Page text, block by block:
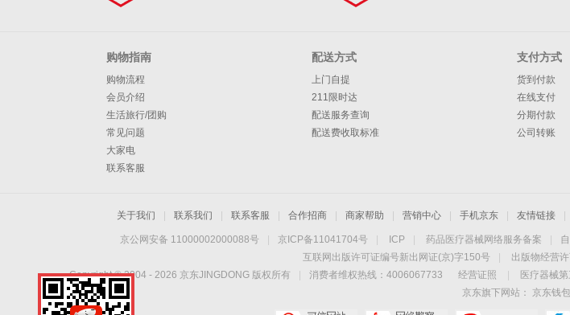
购物指南
购物流程
会员介绍
生活旅行/团购
常见问题
大家电
联系客服
配送方式
上门自提
211限时达
配送服务查询
配送费收取标准
支付方式
货到付款
在线支付
分期付款
公司转账
关于我们 联系我们 联系客服 合作招商 商家帮助 营销中心 手机京东 友情链接
京公网安备 11000002000088号 京ICP备11041704号 ICP 药品医疗器械网络服务备案
互联网出版许可证编号新出网证(京)字150号
出版物经营
Copyright © 2004 - 2026 京东JINGDONG 版权所有 消费者维权热线：4006067733 经营证照 医疗器械
京东旗下网站：
京东钱包